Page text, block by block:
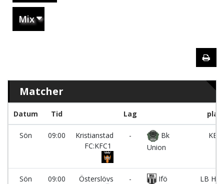
Mix
Matcher
Datum Tid Lag plan
Sön 09:00
Kristianstad
FC:KFC1
-
Bk
Union
KET
Sön 09:00
Österslövs
-
Ifö
LB